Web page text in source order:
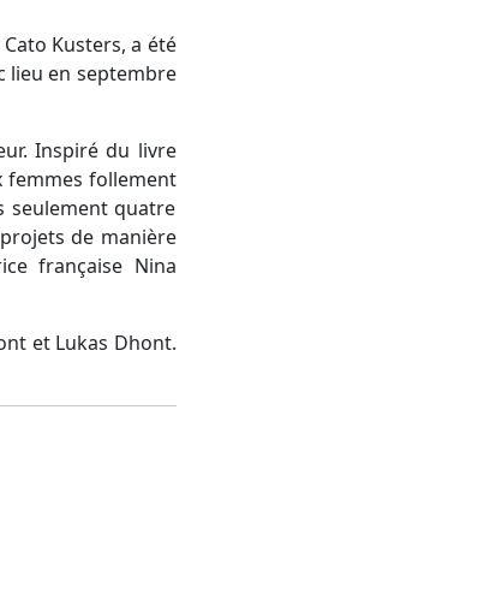
Kusters, a été
lieu en septembre
Inspiré du livre
femmes follement
seulement quatre
de manière
française Nina
et Lukas Dhont.